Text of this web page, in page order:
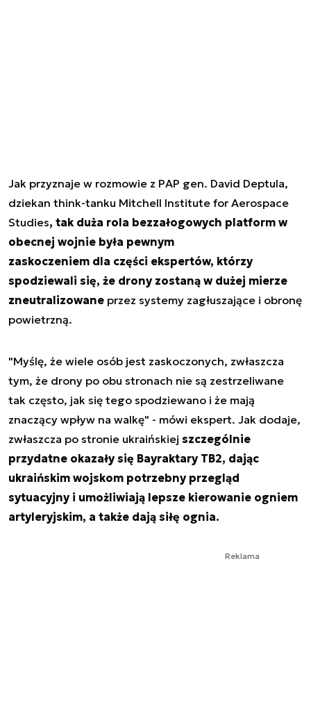
Jak przyznaje w rozmowie z PAP gen. David Deptula,
dziekan think-tanku Mitchell Institute for Aerospace
Studies, tak duża rola bezzałogowych platform w
obecnej wojnie była pewnym
zaskoczeniem dla części ekspertów, którzy
spodziewali się, że drony zostaną w dużej mierze
zneutralizowane przez systemy zagłuszające i obronę
powietrzną.
"Myślę, że wiele osób jest zaskoczonych, zwłaszcza
tym, że drony po obu stronach nie są zestrzeliwane
tak często, jak się tego spodziewano i że mają
znaczący wpływ na walkę" - mówi ekspert. Jak dodaje,
zwłaszcza po stronie ukraińskiej szczególnie
przydatne okazały się Bayraktary TB2, dając
ukraińskim wojskom potrzebny przegląd
sytuacyjny i umożliwiają lepsze kierowanie ogniem
artyleryjskim, a także dają siłę ognia.
Reklama